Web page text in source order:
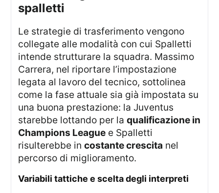
spalletti
Le strategie di trasferimento vengono
collegate alle modalità con cui Spalletti
intende strutturare la squadra. Massimo
Carrera, nel riportare l’impostazione
legata al lavoro del tecnico, sottolinea
come la fase attuale sia già impostata su
una buona prestazione: la Juventus
starebbe lottando per laqualificazione in
Champions League e Spalletti
risulterebbe incostante crescita nel
percorso di miglioramento.
variabili tattiche e scelta degli interpreti